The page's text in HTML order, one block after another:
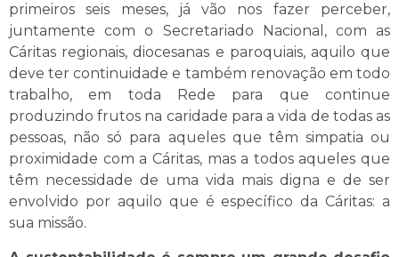
primeiros seis meses, já vão nos fazer perceber,
juntamente com o Secretariado Nacional, com as
Cáritas regionais, diocesanas e paroquiais, aquilo que
deve ter continuidade e também renovação em todo
trabalho, em toda Rede para que continue
produzindo frutos na caridade para a vida de todas as
pessoas, não só para aqueles que têm simpatia ou
proximidade com a Cáritas, mas a todos aqueles que
têm necessidade de uma vida mais digna e de ser
envolvido por aquilo que é específico da Cáritas: a
sua missão.